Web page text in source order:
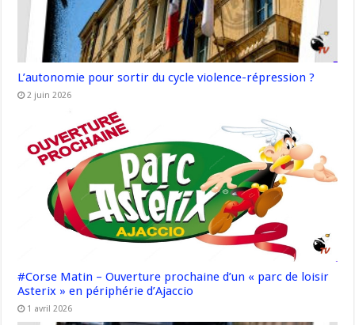
L’autonomie pour sortir du cycle violence-répression ?
2 juin 2026
#Corse Matin – Ouverture prochaine d’un « parc de loisir
Asterix » en périphérie d’Ajaccio
1 avril 2026